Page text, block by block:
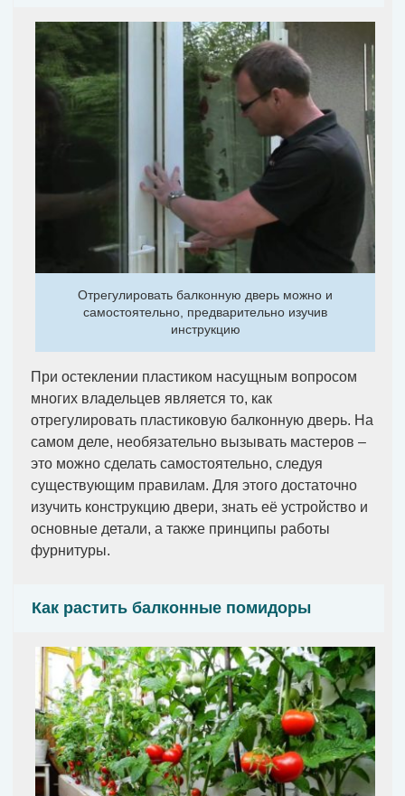
Отрегулировать балконную дверь можно и
самостоятельно, предварительно изучив
инструкцию
При остеклении пластиком насущным вопросом
многих владельцев является то, как
отрегулировать пластиковую балконную дверь. На
самом деле, необязательно вызывать мастеров –
это можно сделать самостоятельно, следуя
существующим правилам. Для этого достаточно
изучить конструкцию двери, знать её устройство и
основные детали, а также принципы работы
фурнитуры.
Как растить балконные помидоры